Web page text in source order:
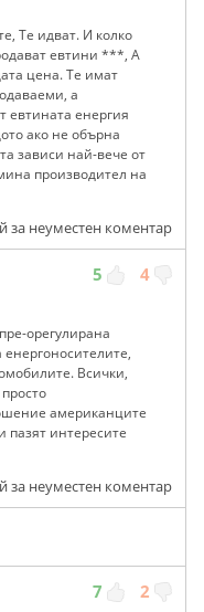
Те идват. И колко
евтини ***, А
цена. Те имат
а
енергия
ако не обърна
зависи най-вече от
производител на
за неуместен коментар
5 4
орегулирана
Всички,
американците
пазят интересите
за неуместен коментар
7 2